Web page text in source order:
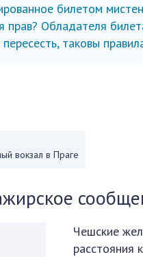
билетом
прав? Обладателя
таковы
вокзал в Праге
Чешские
расстояния